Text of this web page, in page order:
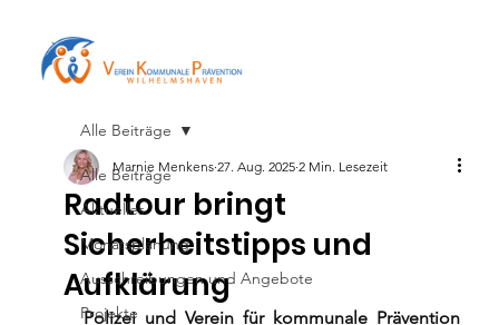
Alle Beiträge
Aktuelles
Monatsplanung
Ausschreibungen und Angebote
Projekte
Alle Beiträge
Radtour bringt
Sicherheitstipps und
Aufklärung
Marnie Menkens 27. Aug. 2025 2 Min. Lesezeit
Polizei und Verein für kommunale Prävention